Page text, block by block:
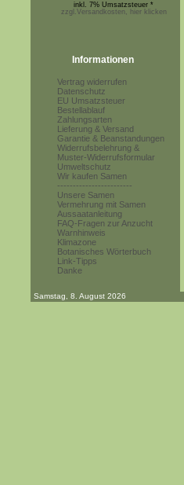
inkl. 7% Umsatzsteuer *
zzgl.Versandkosten, hier klicken
Informationen
Vertrag widerrufen
Datenschutz
EU Umsatzsteuer
Bestellablauf
Zahlungsarten
Lieferung & Versand
Garantie & Beanstandungen
Widerrufsbelehrung &
Muster-Widerrufsformular
Umweltschutz
Wir kaufen Samen
------------------------
Unsere Samen
Vermehrung mit Samen
Aussaatanleitung
FAQ-Fragen zur Anzucht
Warnhinweis
Klimazone
Botanisches Wörterbuch
Link-Tipps
Danke
Samstag, 8. August 2026